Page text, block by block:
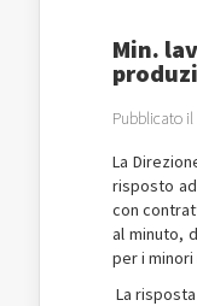
Min.
Pubblicato
La
risposto
con
al minuto,
per i
La